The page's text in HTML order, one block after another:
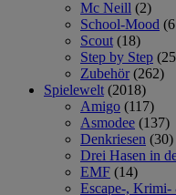
Mc Neill (2)
School-Mood
Scout (18)
Step by Step
Zubehör (262)
Spielewelt (2018)
Amigo (117)
Asmodee (137)
Denkriesen (30)
Drei Hasen in
EMF (14)
Escape-,